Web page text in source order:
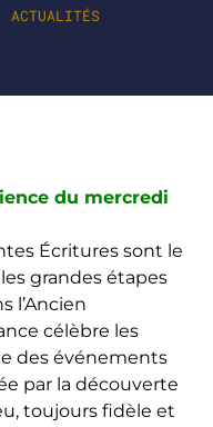
ACTUALITÉS
du mercredi
Écritures sont le
grandes étapes
l’Ancien
célèbre les
des événements
par la découverte
toujours fidèle et